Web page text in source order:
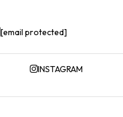
[email protected]
INSTAGRAM